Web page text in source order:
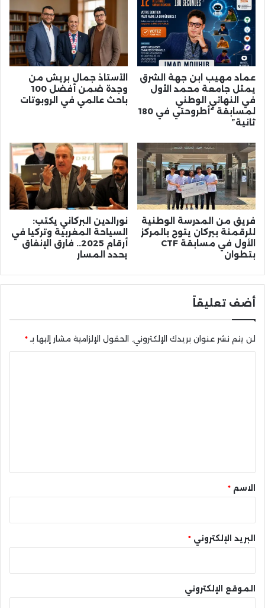
عماد مهيب ابن جهة الشرق
يمثل جامعة محمد الأول
في النهائي الوطني
لمسابقة “أطروحتي في 180
ثانية”
الأستاذ جمال بريش من
وجدة ضمن أفضل 100
باحث عالمي في الروبوتات
فريق من المدرسة الوطنية
للرقمنة ببركان يتوج بالمركز
الأول في مسابقة CTF
بتطوان
نورالدين البركاني يكتب:
السياحة المغربية وتركيا في
أرقام 2025.. فارق الإنفاق
يحدد المسار
أضف تعليقاً
لن يتم نشر عنوان بريدك الإلكتروني. الحقول الإلزامية مشار إليها بـ *
* الاسم *
البريد الإلكتروني *
الموقع الإلكتروني